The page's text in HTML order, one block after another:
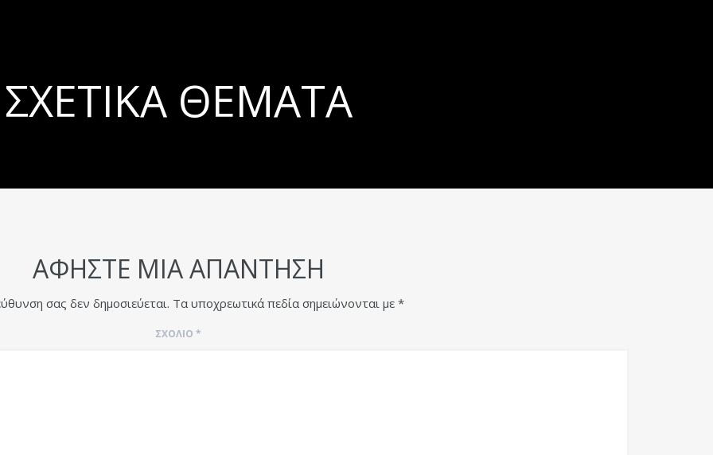
ΣΧΕΤΙΚΆ ΘΈΜΑΤΑ
ΑΦΉΣΤΕ ΜΙΑ ΑΠΆΝΤΗΣΗ
σας δεν δημοσιεύεται. Τα υποχρεωτικά πεδία σημειώνονται με *
ΣΧΌΛΙΟ *